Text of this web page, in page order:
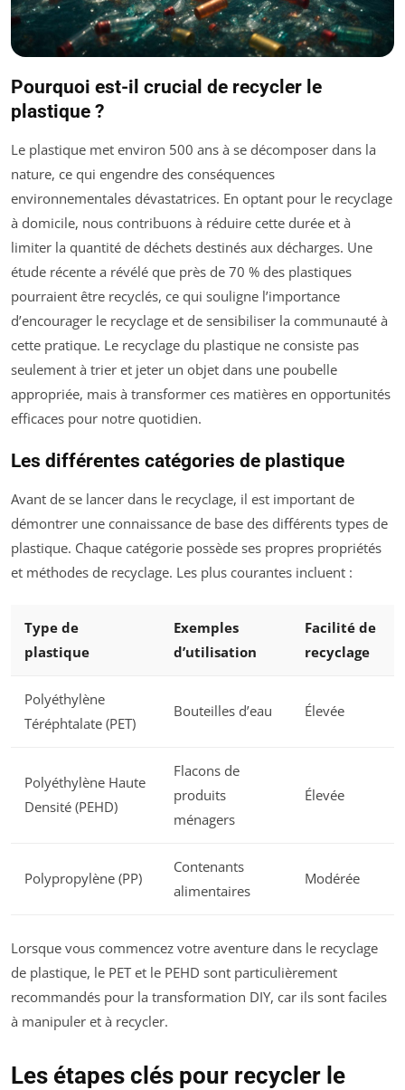
Pourquoi est-il crucial de recycler le
plastique ?
Le plastique met environ 500 ans à se décomposer dans la
nature, ce qui engendre des conséquences
environnementales dévastatrices. En optant pour le recyclage
à domicile, nous contribuons à réduire cette durée et à
limiter la quantité de déchets destinés aux décharges. Une
étude récente a révélé que près de 70 % des plastiques
pourraient être recyclés, ce qui souligne l’importance
d’encourager le recyclage et de sensibiliser la communauté à
cette pratique. Le recyclage du plastique ne consiste pas
seulement à trier et jeter un objet dans une poubelle
appropriée, mais à transformer ces matières en opportunités
efficaces pour notre quotidien.
Les différentes catégories de plastique
Avant de se lancer dans le recyclage, il est important de
démontrer une connaissance de base des différents types de
plastique. Chaque catégorie possède ses propres propriétés
et méthodes de recyclage. Les plus courantes incluent :
Type de
plastique
Exemples
d’utilisation
Facilité de
recyclage
Polyéthylène
Téréphtalate (PET)
Bouteilles d’eau Élevée
Polyéthylène Haute
Densité (PEHD)
Flacons de
produits
ménagers
Élevée
Polypropylène (PP)
Contenants
alimentaires
Modérée
Lorsque vous commencez votre aventure dans le recyclage
de plastique, le PET et le PEHD sont particulièrement
recommandés pour la transformation DIY, car ils sont faciles
à manipuler et à recycler.
Les étapes clés pour recycler le